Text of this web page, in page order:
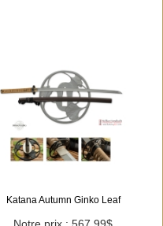
Katana Autumn Ginko Leaf